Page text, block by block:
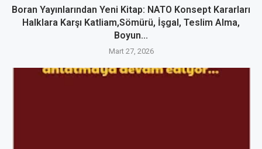
Boran Yayınlarından Yeni Kitap: NATO Konsept Kararları
Halklara Karşı Katliam,Sömürü, İşgal, Teslim Alma,
Boyun...
Mart 27, 2026